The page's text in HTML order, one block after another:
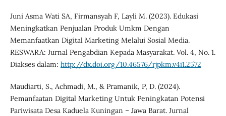
Juni Asma Wati SA, Firmansyah F, Layli M. (2023). Edukasi
Meningkatkan Penjualan Produk Umkm Dengan
Memanfaatkan Digital Marketing Melalui Sosial Media.
RESWARA: Jurnal Pengabdian Kepada Masyarakat. Vol. 4, No. 1.
Diakses dalam: http://dx.doi.org/10.46576/rjpkm.v4i1.2572
Maudiarti, S., Achmadi, M., & Pramanik, P, D. (2024).
Pemanfaatan Digital Marketing Untuk Peningkatan Potensi
Pariwisata Desa Kaduela Kuningan – Jawa Barat. Jurnal